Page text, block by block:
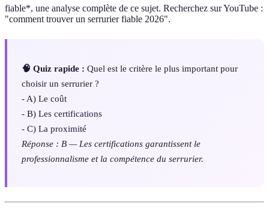
fiable*, une analyse complète de ce sujet. Recherchez sur YouTube :
"comment trouver un serrurier fiable 2026".
🧠 Quiz rapide : Quel est le critère le plus important pour
choisir un serrurier ?
- A) Le coût
- B) Les certifications
- C) La proximité
Réponse : B — Les certifications garantissent le
professionnalisme et la compétence du serrurier.